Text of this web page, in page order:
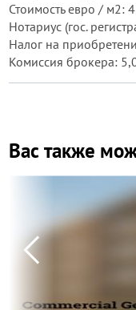
Стоимость евро / м2:
Нотариус (гос.
Налог на
Комиссия брокера:
Вас также